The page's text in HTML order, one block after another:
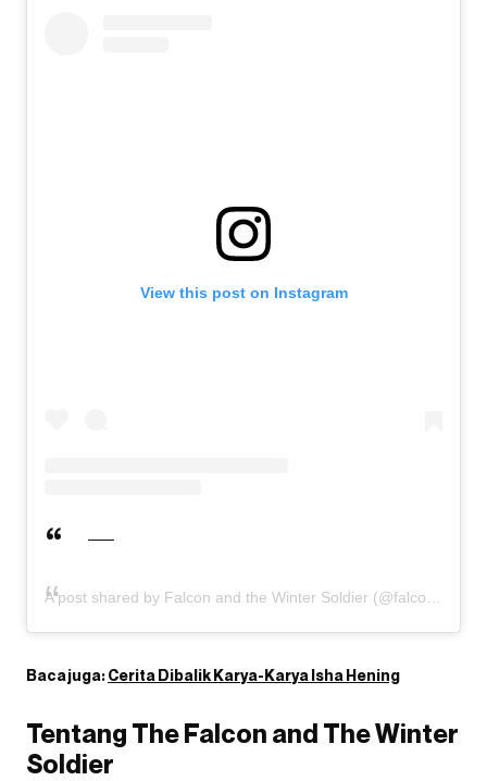
View this post on Instagram
A post shared by Falcon and the Winter Soldier (@falconandwintersoldier)
Baca juga:Cerita Dibalik Karya-Karya Isha Hening
Tentang The Falcon and The Winter
Soldier